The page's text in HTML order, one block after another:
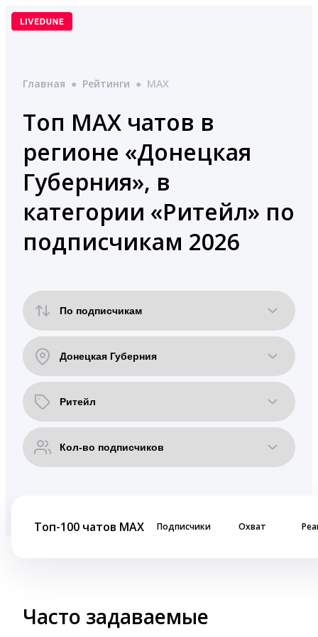
Перейти
Главная ● Рейтинги ● MAX
Топ MAX чатов в
регионе «Донецкая
Губерния», в
категории «Ритейл» по
подписчикам 2026
Топ-100 чатов MAX Подписчики Охват
Часто задаваемые